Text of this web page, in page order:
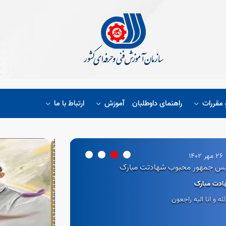
مقررات راهنمای داوطلبان آموزش ارتباط با ما
26 مهر 1402
جمهور محبوب شهادتت مبارک
مبارک
لله و انا الیه راجعون